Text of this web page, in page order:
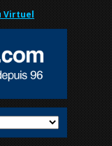
Virtuel